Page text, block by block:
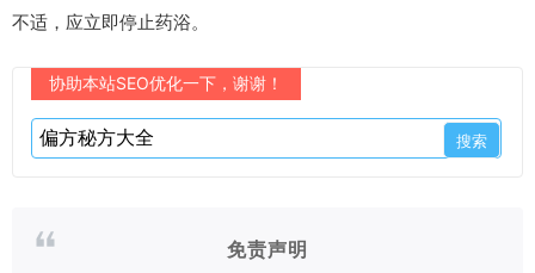
不适，应立即停止药浴。
协助本站SEO优化一下，谢谢！
免责声明